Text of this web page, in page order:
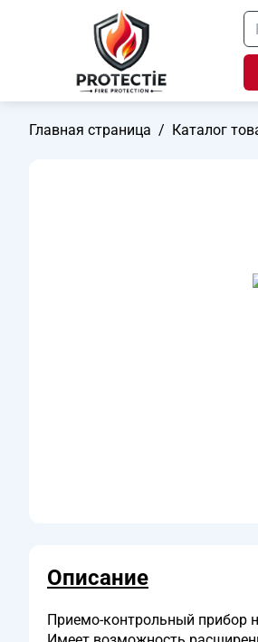
Главная страница / Каталог
Описание
Приемо-контрольный прибор